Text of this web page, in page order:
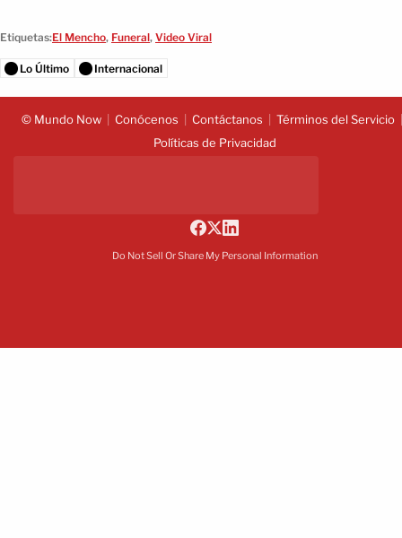
Etiquetas:El Mencho, Funeral, Video Viral
Lo Último Internacional
© Mundo Now Conócenos Contáctanos
Términos del Servicio
Políticas de Privacidad
Do Not Sell Or Share My Personal Information